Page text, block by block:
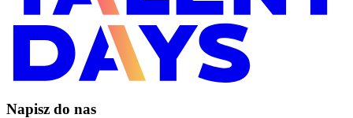
Napisz do nas